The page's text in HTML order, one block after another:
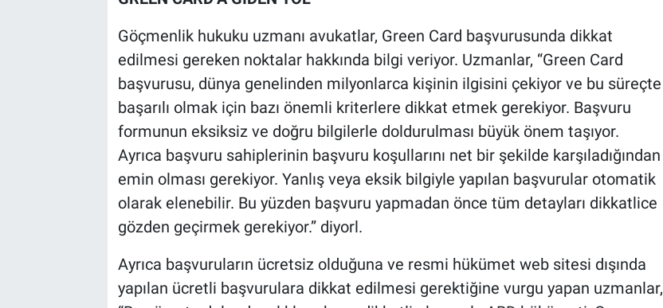
Göçmenlik hukuku uzmanı avukatlar, Green Card başvurusunda dikkat
edilmesi gereken noktalar hakkında bilgi veriyor. Uzmanlar, “Green Card
başvurusu, dünya genelinden milyonlarca kişinin ilgisini çekiyor ve bu süreçte
başarılı olmak için bazı önemli kriterlere dikkat etmek gerekiyor. Başvuru
formunun eksiksiz ve doğru bilgilerle doldurulması büyük önem taşıyor.
Ayrıca başvuru sahiplerinin başvuru koşullarını net bir şekilde karşıladığından
emin olması gerekiyor. Yanlış veya eksik bilgiyle yapılan başvurular otomatik
olarak elenebilir. Bu yüzden başvuru yapmadan önce tüm detayları dikkatlice
gözden geçirmek gerekiyor.” diyorl.
Ayrıca başvuruların ücretsiz olduğuna ve resmi hükümet web sitesi dışında
yapılan ücretli başvurulara dikkat edilmesi gerektiğine vurgu yapan uzmanlar,